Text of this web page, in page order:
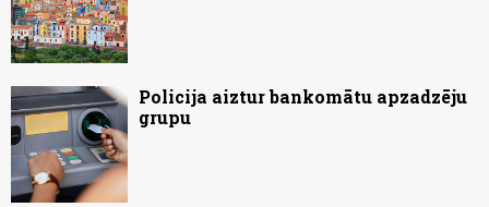
Policija aiztur bankomātu apzadzēju
grupu